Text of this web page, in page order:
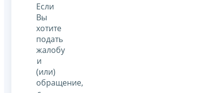
Если
Вы
хотите
подать
жалобу
и
(или)
обращение,